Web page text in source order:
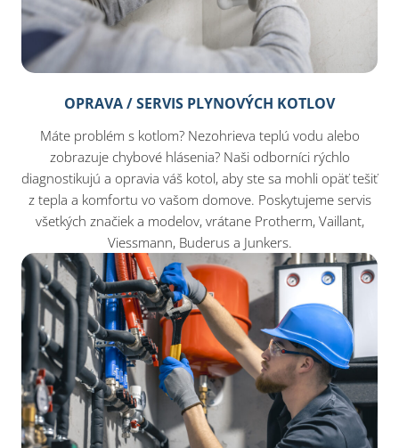
OPRAVA / SERVIS PLYNOVÝCH KOTLOV
Máte problém s kotlom? Nezohrieva teplú vodu alebo
zobrazuje chybové hlásenia? Naši odborníci rýchlo
diagnostikujú a opravia váš kotol, aby ste sa mohli opäť tešiť
z tepla a komfortu vo vašom domove. Poskytujeme servis
všetkých značiek a modelov, vrátane Protherm, Vaillant,
Viessmann, Buderus a Junkers.​